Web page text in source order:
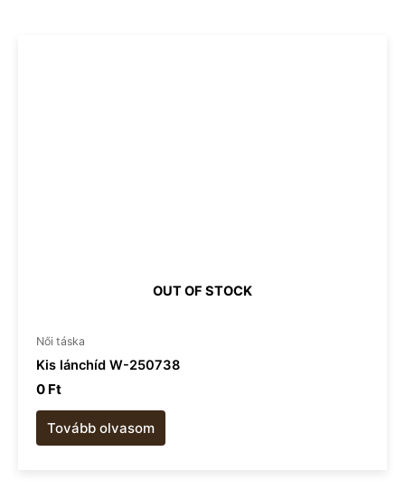
OUT OF STOCK
Női táska
Kis lánchíd W-250738
0 Ft
Tovább olvasom